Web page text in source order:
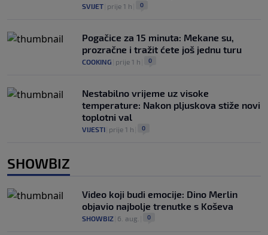
SVIJET prije 1 h 0
Pogačice za 15 minuta: Mekane su,
prozračne i tražit ćete još jednu turu
COOKING prije 1 h 0
Nestabilno vrijeme uz visoke
temperature: Nakon pljuskova stiže novi
toplotni val
VIJESTI prije 1 h 0
SHOWBIZ
Video koji budi emocije: Dino Merlin
objavio najbolje trenutke s Koševa
SHOWBIZ 6. aug. 0